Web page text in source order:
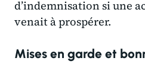
d’indemnisation si une
venait à prospérer.
Mises en garde et